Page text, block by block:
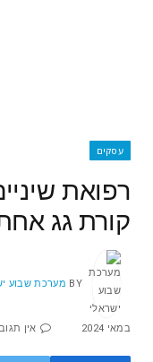
עסקים
רפואת
קורת גג
BY מערכת שבוע
במאי 2024 אין